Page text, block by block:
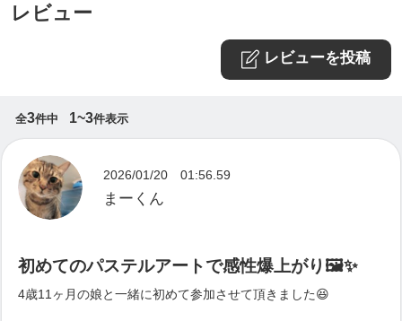
ーも受付中です↓
ttps://ticket.tsuku2.jp/events-detail/50032380622019
13:00-13:30 (1名)
15:00-15:30 (1名)
価格
※先着3名限定のイベント特別価格で鑑定を受けるこ
とができますので、ご予約はお早めに♪
レビュー
レビューを投稿
全3件中 1~3件表示
2026/01/20 01:56.59
まーくん
初めてのパステルアートで感性爆上がり🖼️✨
4歳11ヶ月の娘と一緒に初めて参加させて頂きました😆